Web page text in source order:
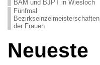
BAM und BJPT in Wiesloch
Fünfmal
Bezirkseinzelmeisterschaften
der Frauen
Neueste